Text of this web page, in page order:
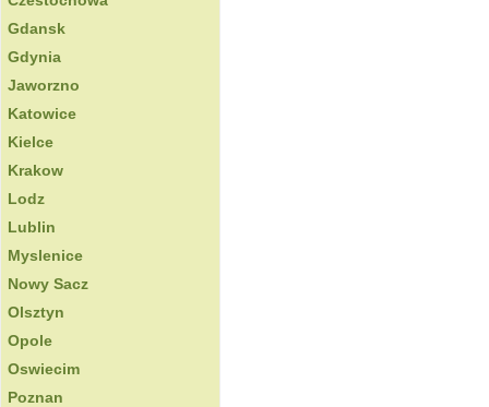
Gdansk
Gdynia
Jaworzno
Katowice
Kielce
Krakow
Lodz
Lublin
Myslenice
Nowy Sacz
Olsztyn
Opole
Oswiecim
Poznan